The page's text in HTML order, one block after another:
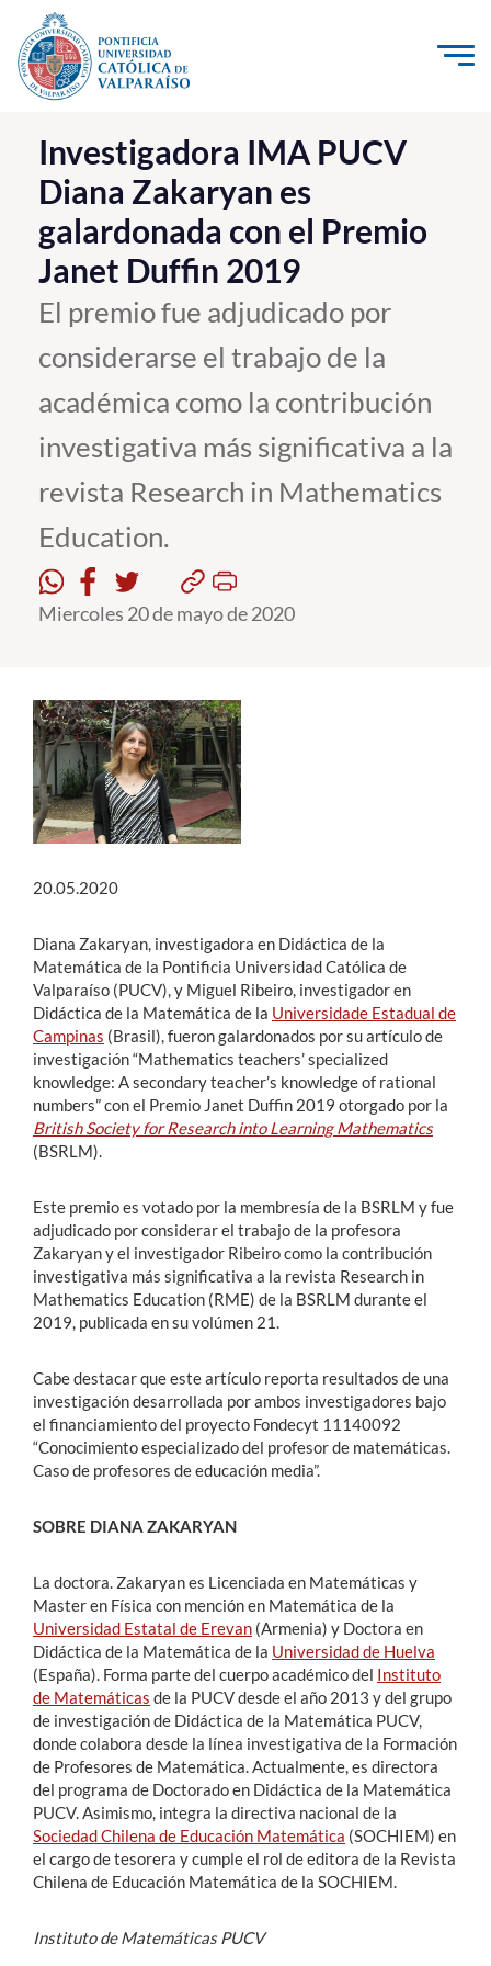
Click acá para ir directamente al contenido
La Universidad
Investigación, Creación e Innovación
PUCV Internacional
Vinculación con el Medio
Admisión
Postgrado
Formación Continua
Estudiantes
Académicos
English
Investigadora IMA PUCV
Diana Zakaryan es
galardonada con el Premio
Janet Duffin 2019
El premio fue adjudicado por
considerarse el trabajo de la
académica como la contribución
investigativa más significativa a la
revista Research in Mathematics
Education.
Miercoles 20 de mayo de 2020
20.05.2020
Diana Zakaryan, investigadora en Didáctica de la
Matemática de la Pontificia Universidad Católica de
Valparaíso (PUCV), y Miguel Ribeiro, investigador en
Didáctica de la Matemática de la Universidade Estadual de
Campinas (Brasil), fueron galardonados por su artículo de
investigación “Mathematics teachers’ specialized
knowledge: A secondary teacher’s knowledge of rational
numbers” con el Premio Janet Duffin 2019 otorgado por la
British Society for Research into Learning Mathematics
(BSRLM).
Este premio es votado por la membresía de la BSRLM y fue
adjudicado por considerar el trabajo de la profesora
Zakaryan y el investigador Ribeiro como la contribución
investigativa más significativa a la revista Research in
Mathematics Education (RME) de la BSRLM durante el
2019, publicada en su volúmen 21.
Cabe destacar que este artículo reporta resultados de una
investigación desarrollada por ambos investigadores bajo
el financiamiento del proyecto Fondecyt 11140092
“Conocimiento especializado del profesor de matemáticas.
Caso de profesores de educación media”.
SOBRE DIANA ZAKARYAN
La doctora. Zakaryan es Licenciada en Matemáticas y
Master en Física con mención en Matemática de la
Universidad Estatal de Erevan (Armenia) y Doctora en
Didáctica de la Matemática de la Universidad de Huelva
(España). Forma parte del cuerpo académico del Instituto
de Matemáticas de la PUCV desde el año 2013 y del grupo
de investigación de Didáctica de la Matemática PUCV,
donde colabora desde la línea investigativa de la Formación
de Profesores de Matemática. Actualmente, es directora
del programa de Doctorado en Didáctica de la Matemática
PUCV. Asimismo, integra la directiva nacional de la
Sociedad Chilena de Educación Matemática (SOCHIEM) en
el cargo de tesorera y cumple el rol de editora de la Revista
Chilena de Educación Matemática de la SOCHIEM.
Instituto de Matemáticas PUCV